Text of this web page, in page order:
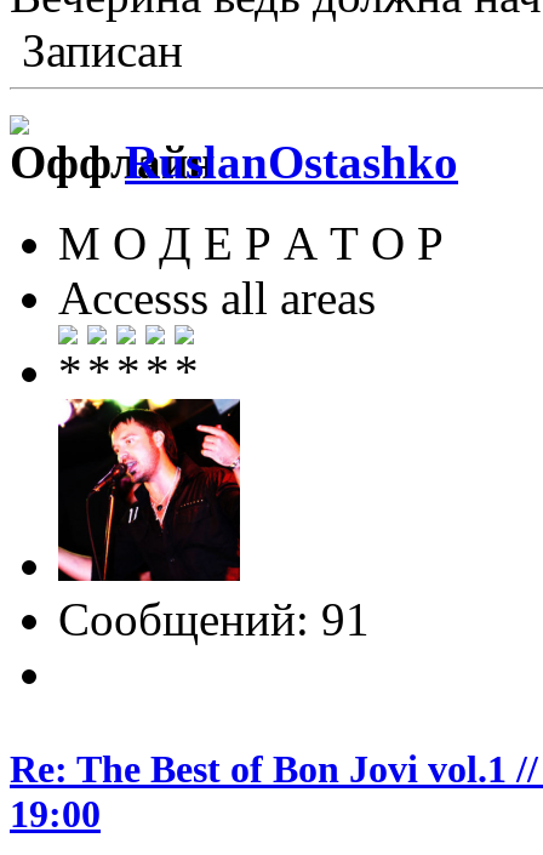
Записан
RuslanOstashko
М О Д Е Р А Т О Р
Accesss all areas
Сообщений: 91
Re: The Best of Bon Jovi vol.1
19:00